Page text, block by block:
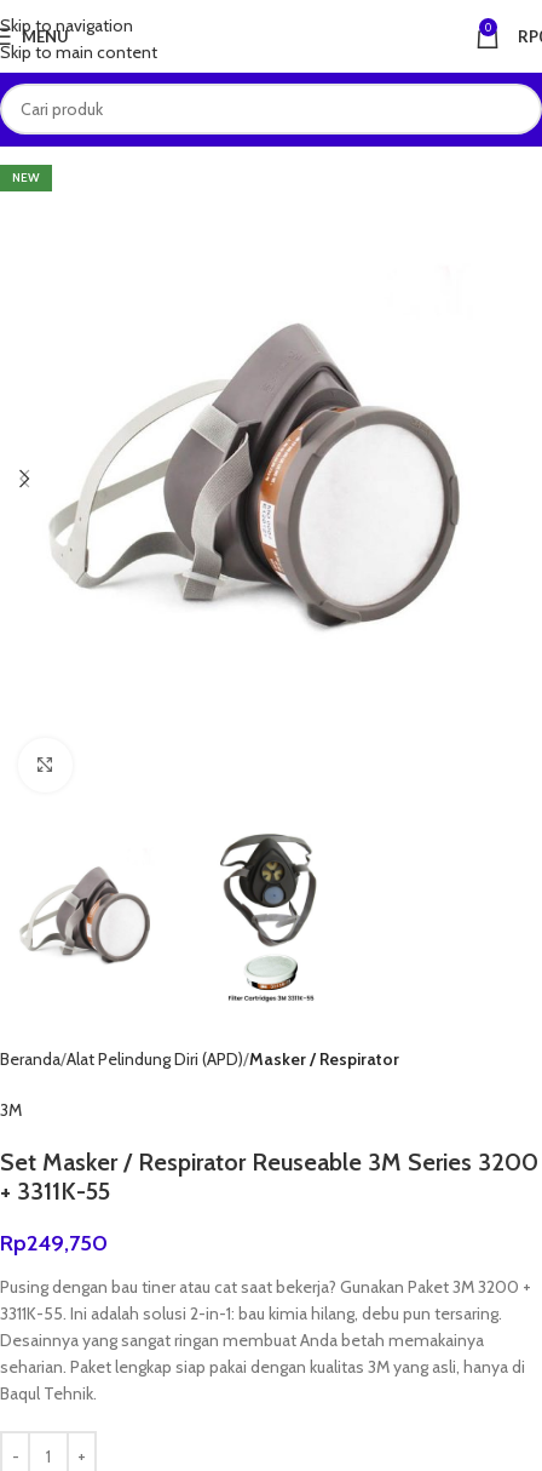
Skip to navigation
Skip to main content
MENU 0 RP
NEW
Beranda Alat Pelindung Diri (APD) Masker / Respirator
3M
Set Masker / Respirator Reuseable 3M Series 3200
+ 3311K-55
Rp249,750
Pusing dengan bau tiner atau cat saat bekerja? Gunakan Paket 3M 3200 +
3311K-55. Ini adalah solusi 2-in-1: bau kimia hilang, debu pun tersaring.
Desainnya yang sangat ringan membuat Anda betah memakainya
seharian. Paket lengkap siap pakai dengan kualitas 3M yang asli, hanya di
Baqul Tehnik.